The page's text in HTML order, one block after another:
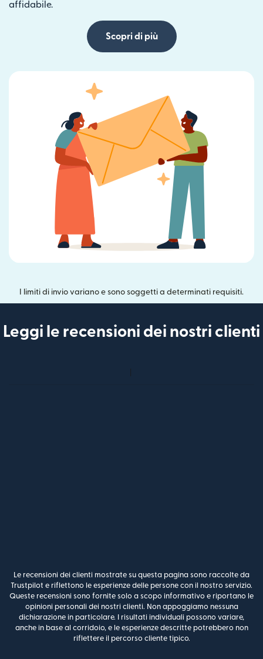
affidabile.
Scopri di più
I limiti di invio variano e sono soggetti a determinati requisiti.
Leggi le recensioni dei nostri clienti
Le recensioni dei clienti mostrate su questa pagina sono raccolte da
Trustpilot e riflettono le esperienze delle persone con il nostro servizio.
Queste recensioni sono fornite solo a scopo informativo e riportano le
opinioni personali dei nostri clienti. Non appoggiamo nessuna
dichiarazione in particolare. I risultati individuali possono variare,
anche in base al corridoio, e le esperienze descritte potrebbero non
riflettere il percorso cliente tipico.